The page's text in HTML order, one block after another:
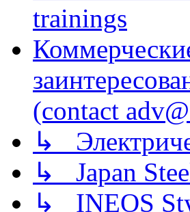
trainings
(contact
↳
↳ Japan
↳ INEOS